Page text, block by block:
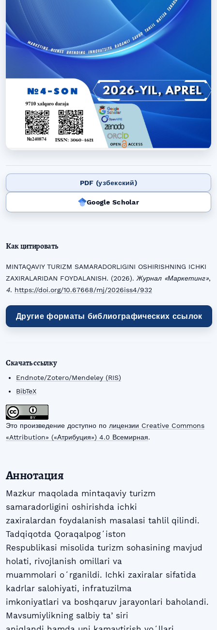
PDF (узбекский)
Google Scholar
Как цитировать
MINTAQAVIY TURIZM SAMARADORLIGINI OSHIRISHNING ICHKI
ZAXIRALARIDAN FOYDALANISH. (2026). Журнал «Маркетинг»,
4. https://doi.org/10.67668/mj/2026iss4/932
Другие форматы библиографических ссылок
Скачать ссылку
Endnote/Zotero/Mendeley (RIS)
BibTeX
Это произведение доступно по лицензии Creative Commons
«Attribution» («Атрибуция») 4.0 Всемирная.
Аннотация
Mazkur maqolada mintaqaviy turizm
samaradorligini oshirishda ichki
zaxiralardan foydalanish masalasi tahlil qilindi.
Tadqiqotda Qoraqalpogʻiston
Respublikasi misolida turizm sohasining mavjud
holati, rivojlanish omillari va
muammolari oʻrganildi. Ichki zaxiralar sifatida
kadrlar salohiyati, infratuzilma
imkoniyatlari va boshqaruv jarayonlari baholandi.
Mavsumiylikning salbiy taʼsiri